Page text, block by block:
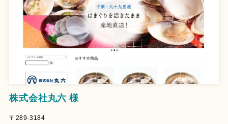
株式会社丸六 様
〒289-3184